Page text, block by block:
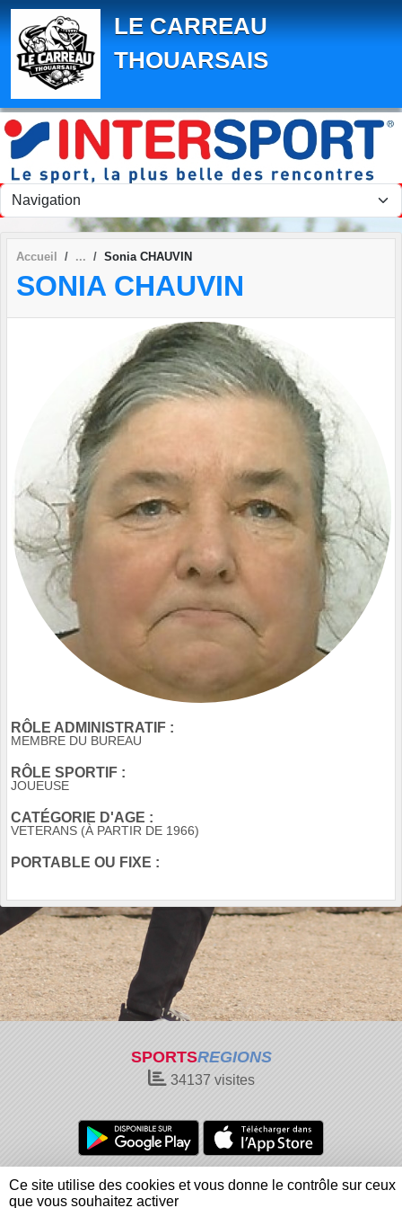
LE CARREAU
THOUARSAIS
Accueil Sonia CHAUVIN
SONIA CHAUVIN
RÔLE ADMINISTRATIF :
MEMBRE DU BUREAU
RÔLE SPORTIF :
JOUEUSE
CATÉGORIE D'AGE :
VETERANS (À PARTIR DE 1966)
PORTABLE OU FIXE :
SPORTSREGIONS
34137 visites
Charte cookies
Gestion des cookies
Informations légales
Signaler un contenu inapproprié
Panneau de gestion des cookies
Ce site utilise des cookies et vous donne le contrôle sur ceux
que vous souhaitez activer